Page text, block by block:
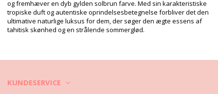
og fremhæver en dyb gylden solbrun farve. Med sin karakteristiske
tropiske duft og autentiske oprindelsesbetegnelse forbliver det den
ultimative naturlige luksus for dem, der søger den ægte essens af
tahitisk skønhed og en strålende sommerglød.
KUNDESERVICE